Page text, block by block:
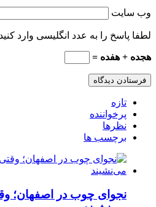
وب‌ سایت
لطفا پاسخ را به عدد انگلیسی وارد
هجده + هفده =
تازه
پرخواننده
نظرها
برچسب ها
نجوای چوب در اصفهان؛